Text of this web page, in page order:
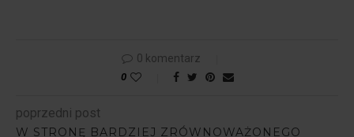
0 komentarz
0
poprzedni post
W STRONĘ BARDZIEJ ZRÓWNOWAŻONEGO